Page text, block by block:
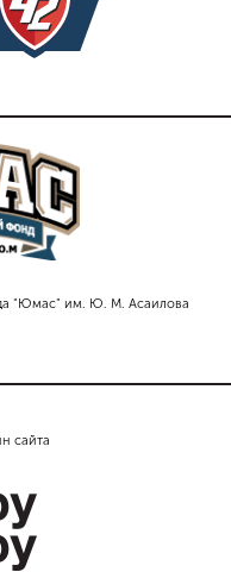
"Юмас" им. Ю. М. Асаилова
сайта